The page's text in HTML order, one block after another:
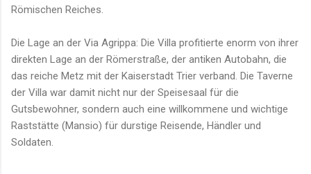
Römischen Reiches.
Die Lage an der Via Agrippa: Die Villa profitierte enorm von ihrer
direkten Lage an der Römerstraße, der antiken Autobahn, die
das reiche Metz mit der Kaiserstadt Trier verband. Die Taverne
der Villa war damit nicht nur der Speisesaal für die
Gutsbewohner, sondern auch eine willkommene und wichtige
Raststätte (Mansio) für durstige Reisende, Händler und
Soldaten.